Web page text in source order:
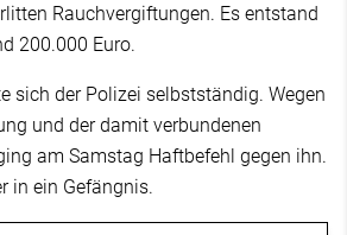
Rauchvergiftungen. Es entstand
200.000 Euro.
sich der Polizei selbstständig. Wegen
und der damit verbundenen
am Samstag Haftbefehl gegen ihn.
in ein Gefängnis.